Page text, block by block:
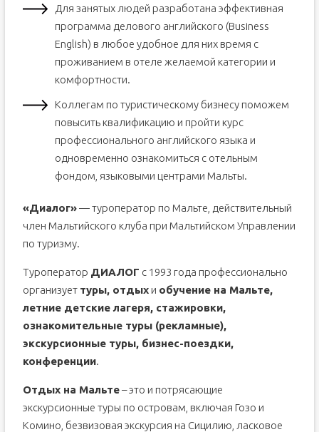
Для занятых людей разработана эффективная
программа делового английского (Business
English) в любое удобное для них время с
проживанием в отеле желаемой категории и
комфортности.
Коллегам по туристическому бизнесу поможем
повысить квалификацию и пройти курс
профессионального английского языка и
одновременно ознакомиться с отельным
фондом, языковыми центрами Мальты.
«Диалог»— туроператор по Мальте, действительный
член Мальтийского клуба при Мальтийском Управлении
по туризму.
Туроператор ДИАЛОГ с 1993 года профессионально
организует туры, отдыхи обучение на Мальте,
летние детские лагеря, стажировки,
ознакомительные туры (рекламные),
экскурсионные туры, бизнес-поездки,
конференции.
Отдых на Мальте– это и потрясающие
экскурсионные туры по островам, включая Гозо и
Комино, безвизовая экскурсия на Сицилию, ласковое